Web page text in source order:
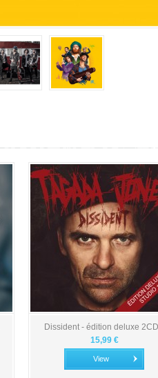
Dissident - édition deluxe
15,99 €
View